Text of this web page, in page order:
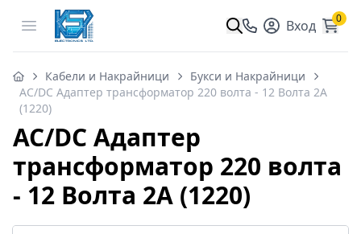
Open menu Вход 0
Кабели и Накрайници
Букси и Накрайници
AC/DC Адаптер трансформатор 220 волта - 12 Волта 2A
(1220)
AC/DC Адаптер
трансформатор 220 волта
- 12 Волта 2A (1220)